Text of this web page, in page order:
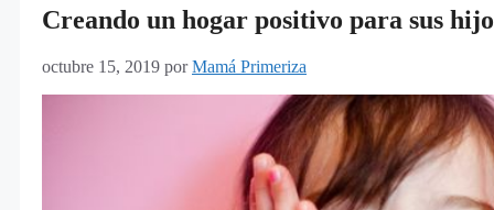
Creando un hogar positivo para sus
octubre 15, 2019 porMamá Primeriza